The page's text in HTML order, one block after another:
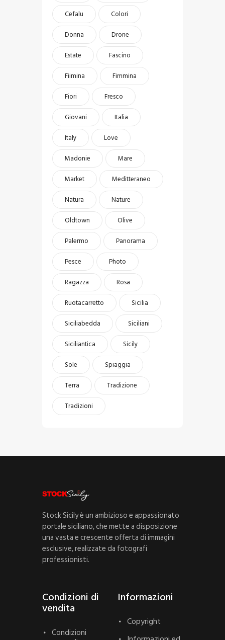
Cefalu
Colori
Donna
Drone
Estate
Fascino
Fiimina
Fimmina
Fiori
Fresco
Giovani
Italia
Italy
Love
Madonie
Mare
Market
Meditteraneo
Natura
Nature
Oldtown
Olive
Palermo
Panorama
Pesce
Photo
Ragazza
Rosa
Ruotacarretto
Sicilia
Siciliabedda
Siciliani
Siciliantica
Sicily
Sole
Spiaggia
Terra
Tradizione
Tradizioni
Stock Sicily è un ambizioso e appassionato
portale siciliano, che mette a disposizione
una vasta e crescente offerta di immagini
esclusive, realizzate da fotografi
professionisti.
Condizioni di
vendita
Condizioni
Informazioni
Copyright